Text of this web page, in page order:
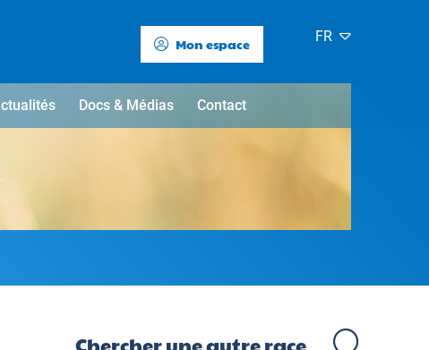
Mon espace FR
Docs & Médias Contact